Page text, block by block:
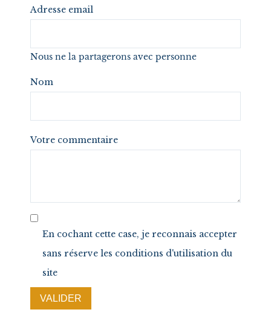
Adresse email
Nous ne la partagerons avec personne
Nom
Votre commentaire
En cochant cette case, je reconnais accepter
sans réserve les conditions d'utilisation du
site
VALIDER